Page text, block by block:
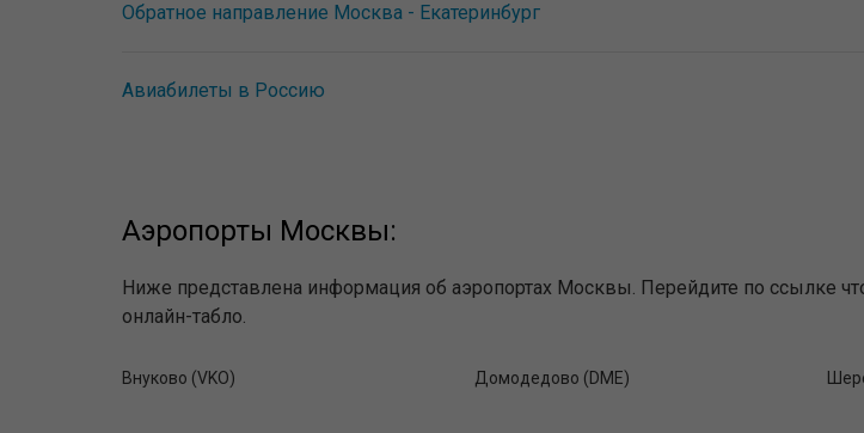
Обратное направление Москва - Екатеринбург
Авиабилеты в Россию
Аэропорты Москвы:
Ниже представлена информация об аэропортах Москвы. Перейдите по ссылке
онлайн-табло.
Внуково (VKO) Домодедово (DME)